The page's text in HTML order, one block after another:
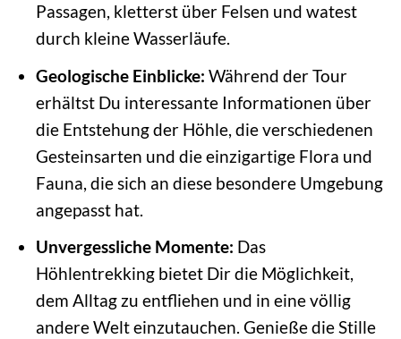
Passagen, kletterst über Felsen und watest
durch kleine Wasserläufe.
Geologische Einblicke: Während der Tour
erhältst Du interessante Informationen über
die Entstehung der Höhle, die verschiedenen
Gesteinsarten und die einzigartige Flora und
Fauna, die sich an diese besondere Umgebung
angepasst hat.
Unvergessliche Momente: Das
Höhlentrekking bietet Dir die Möglichkeit,
dem Alltag zu entfliehen und in eine völlig
andere Welt einzutauchen. Genieße die Stille